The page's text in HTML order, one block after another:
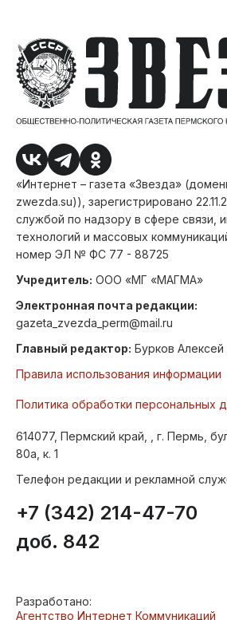
«Интернет – газета «Звезда»
zwezda.su)), зарегистрировано
службой по надзору в сфере связи,
технологий и массовых
номер ЭЛ № ФС 77 - 88725
Учредитель: ООО «МГ «МАГМА»
Электронная почта редакции:
gazeta_zvezda_perm@mail.ru
Главный редактор: Бурков
Правила использования информации
Политика обработки персональных
614077, Пермский край, , г. Пермь,
80а, к. 1
Телефон редакции и рекламной
+7 (342) 214-47-70
доб. 842
Разработано:
Агентство Интернет Коммуникаций